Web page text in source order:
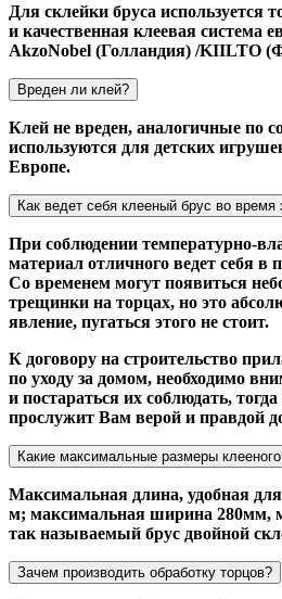
Для склейки бруса используется
и качественная клеевая система
AkzoNobel (Голландия) /KIILTO
Вреден ли клей?
Клей не вреден, аналогичные по
используются для детских
Европе.
Как ведет себя клееный брус во время
При соблюдении температурно-
материал отличного ведет себя в
Со временем могут появиться
трещинки на торцах, но это
явление, пугаться этого не стоит.
К договору на строительство
по уходу за домом, необходимо
и постараться их соблюдать,
прослужит Вам верой и правдой
Какие максимальные размеры
Максимальная длина, удобная
м; максимальная ширина 280мм,
так называемый брус двойной
Зачем производить обработку торцов?